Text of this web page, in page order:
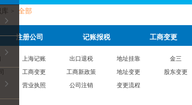
> 全部
注册公司 记账报税 工商变更
上海记账 出口退税 地址挂靠 金三
工商变更 工商新政策 地址变更 股东变更
营业执照 公司注销 变更流程